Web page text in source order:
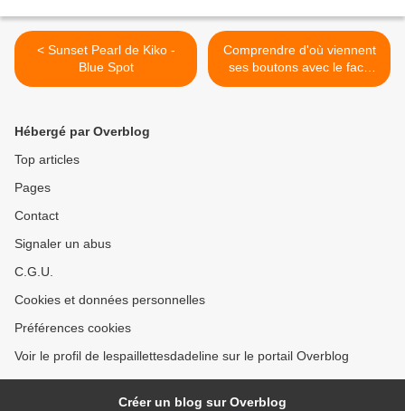
< Sunset Pearl de Kiko -
Blue Spot
Comprendre d'où viennent
ses boutons avec le face
Mapping, on en pense
Hébergé par Overblog
Top articles
Pages
Contact
Signaler un abus
C.G.U.
Cookies et données personnelles
Préférences cookies
Voir le profil de lespaillettesdadeline sur le portail Overblog
Créer un blog sur Overblog